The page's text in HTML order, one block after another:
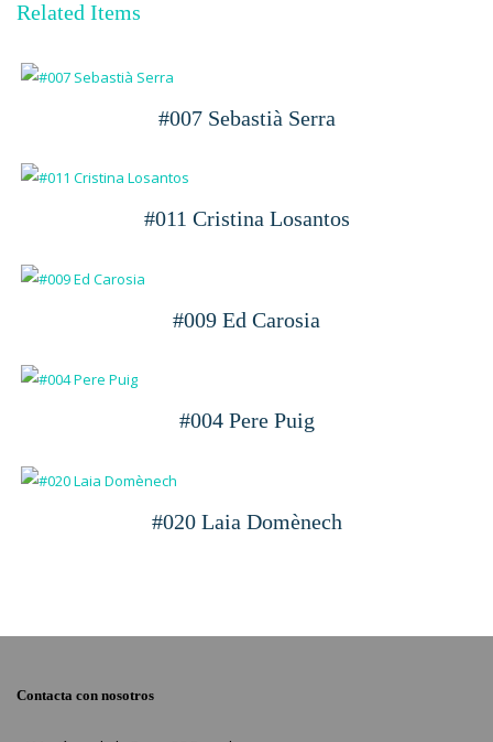
Related Items
#007 Sebastià Serra
#011 Cristina Losantos
#009 Ed Carosia
#004 Pere Puig
#020 Laia Domènech
Contacta con nosotros